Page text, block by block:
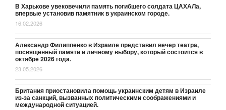
В Харькове увековечили память погибшего солдата ЦАХАЛа,
впервые установив памятник в украинском городе.
16.02.2026
Александр Филиппенко в Израиле представил вечер театра,
посвящённый памяти и личному выбору, который состоится в
октябре 2026 года.
23.05.2026
Британия приостановила помощь украинским детям в Израиле
из-за санкций, вызванных политическими соображениями и
международной ситуацией.